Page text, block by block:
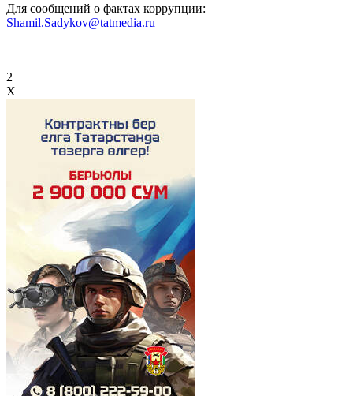
Для сообщений о фактах коррупции:
Shamil.Sadykov@tatmedia.ru
2
X